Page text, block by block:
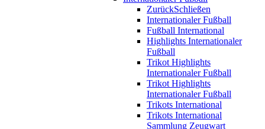
ZurückSchließen
Internationaler Fußball
Fußball International
Highlights Internationaler
Fußball
Trikot Highlights
Internationaler Fußball
Trikot Highlights
Internationaler Fußball
Trikots International
Trikots International
Sammlung Zeugwart